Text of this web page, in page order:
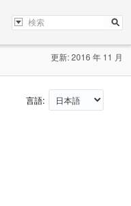
更新: 2016 年 11 月
言語: